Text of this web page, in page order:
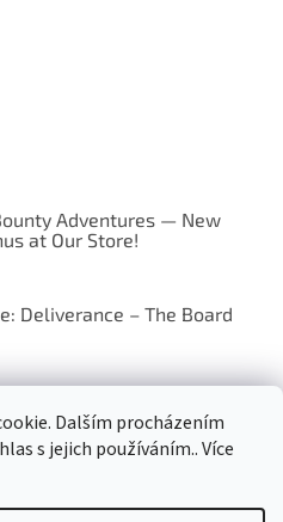
Dalším procházením
s jejich používáním.. Více
Adventures — New
at Our Store!
Deliverance – The Board